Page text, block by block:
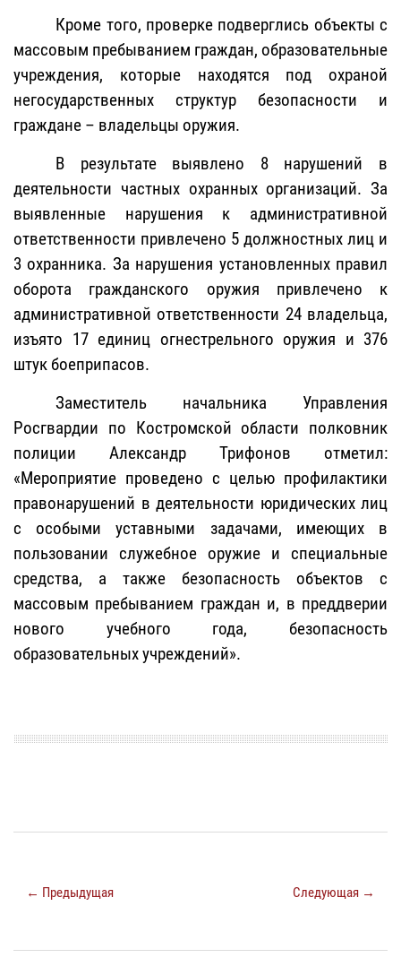
Кроме того, проверке подверглись объекты с
массовым пребыванием граждан, образовательные
учреждения, которые находятся под охраной
негосударственных структур безопасности и
граждане – владельцы оружия.
В результате выявлено 8 нарушений в
деятельности частных охранных организаций. За
выявленные нарушения к административной
ответственности привлечено 5 должностных лиц и
3 охранника. За нарушения установленных правил
оборота гражданского оружия привлечено к
административной ответственности 24 владельца,
изъято 17 единиц огнестрельного оружия и 376
штук боеприпасов.
Заместитель начальника Управления
Росгвардии по Костромской области полковник
полиции Александр Трифонов отметил:
«Мероприятие проведено с целью профилактики
правонарушений в деятельности юридических лиц
с особыми уставными задачами, имеющих в
пользовании служебное оружие и специальные
средства, а также безопасность объектов с
массовым пребыванием граждан и, в преддверии
нового учебного года, безопасность
образовательных учреждений».
← Предыдущая Следующая →